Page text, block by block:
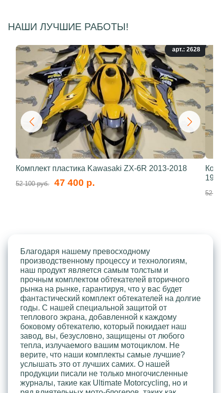
НАШИ ЛУЧШИЕ РАБОТЫ!
арт.: 2628
Комплект пластика Kawasaki ZX-6R 2013-2018
52 100 руб. 47 400 р.
52
Благодаря нашему превосходному
производственному процессу и технологиям,
наш продукт является самым толстым и
прочным комплектом обтекателей вторичного
рынка на рынке, гарантируя, что у вас будет
фантастический комплект обтекателей на долгие
годы. С нашей специальной защитой от
теплового экрана, добавленной к каждому
боковому обтекателю, который покидает наш
завод, вы, безусловно, защищены от любого
тепла, излучаемого вашим мотоциклом. Не
верите, что наши комплекты самые лучшие?
услышать это от лучших самих. О нашей
продукции писали не только многочисленные
журналы, такие как Ultimate Motorcycling, но и